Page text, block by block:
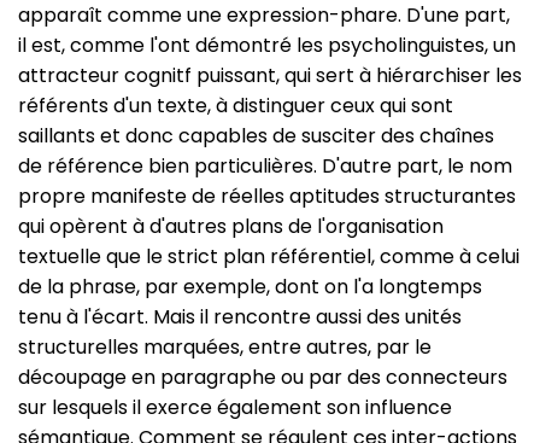
apparaît comme une expression-phare. D'une part,
il est, comme l'ont démontré les psycholinguistes, un
attracteur cognitf puissant, qui sert à hiérarchiser les
référents d'un texte, à distinguer ceux qui sont
saillants et donc capables de susciter des chaînes
de référence bien particulières. D'autre part, le nom
propre manifeste de réelles aptitudes structurantes
qui opèrent à d'autres plans de l'organisation
textuelle que le strict plan référentiel, comme à celui
de la phrase, par exemple, dont on l'a longtemps
tenu à l'écart. Mais il rencontre aussi des unités
structurelles marquées, entre autres, par le
découpage en paragraphe ou par des connecteurs
sur lesquels il exerce également son influence